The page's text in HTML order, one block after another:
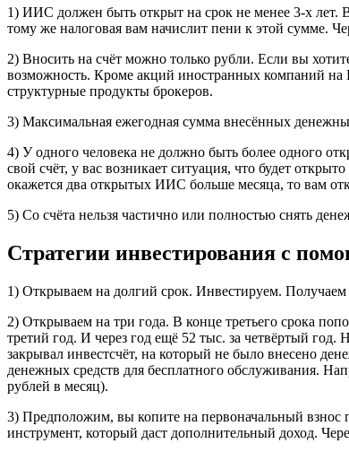
1) ИИС должен быть открыт на срок не менее 3-х лет.
тому же налоговая вам начислит пени к этой сумме.
2) Вносить на счёт можно только рубли. Если вы
возможность. Кроме акций иностранных компаний
структурные продукты брокеров.
3) Максимальная ежегодная сумма внесённых
4) У одного человека не должно быть более одного
свой счёт, у вас возникает ситуация, что будет
окажется два открытых ИИС больше месяца, то вам
5) Со счёта нельзя частично или полностью снять
Стратегии инвестирования с
1) Открываем на долгий срок. Инвестируем.
2) Открываем на три года. В конце третьего срока
третий год. И через год ещё 52 тыс. за четвёртый
закрывал инвестсчёт, на который не было внесено
денежных средств для бесплатного обслуживания.
рублей в месяц).
3) Предположим, вы копите на первоначальный
инструмент, который даст дополнительный доход.